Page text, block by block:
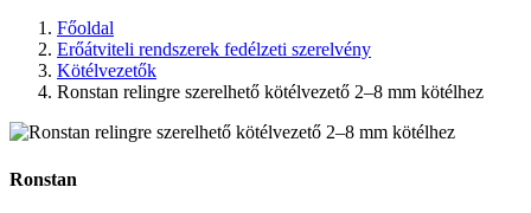
Főoldal
Erőátviteli rendszerek fedélzeti szerelvény
Kötélvezetők
Ronstan relingre szerelhető kötélvezető 2–8 mm kötélhez
Ronstan